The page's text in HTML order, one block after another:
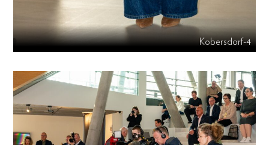
Kobersdorf-4